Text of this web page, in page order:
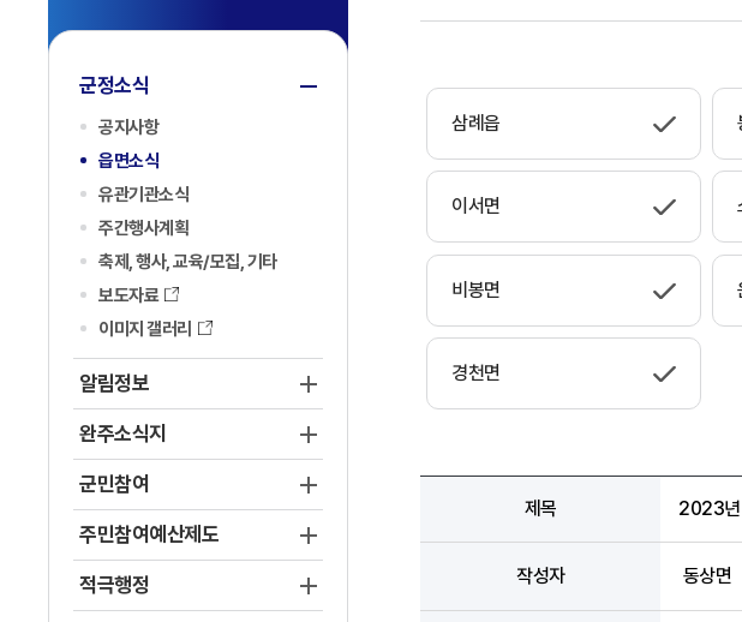
군정소식
공지사항
읍면소식
유관기관소식
주간행사계획
축제, 행사, 교육/모집, 기타
보도자료
이미지 갤러리
알림정보
완주소식지
군민참여
주민참여예산제도
적극행정
삼례읍
이서면
비봉면
경천면
제목 2023년
작성자 동상면